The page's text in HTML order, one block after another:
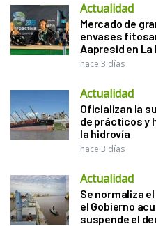
Actualidad
Mercado de
envases
Aapresid en
hace 3 días
Actualidad
Oficializan la
de prácticos y
la hidrovía
hace 3 días
Actualidad
Se normaliza
el Gobierno
suspende el